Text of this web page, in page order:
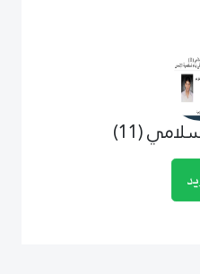
(11)